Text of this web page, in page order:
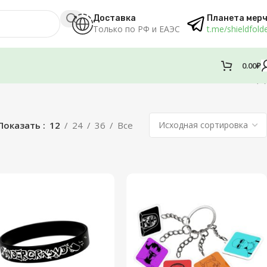
Доставка
Только по РФ и ЕАЭС
Планета
t.me/
0.00₽
12 24 36 Все